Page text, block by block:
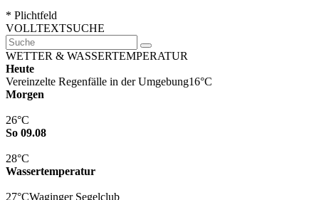
* Plichtfeld
VOLLTEXTSUCHE
WETTER & WASSERTEMPERATUR
Heute
Vereinzelte Regenfälle in der Umgebung16°C
Morgen
26°C
So 09.08
28°C
Wassertemperatur
27°CWaginger Segelclub